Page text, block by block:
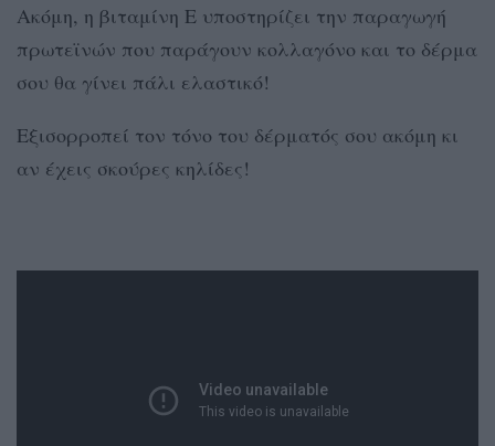
Ακόμη, η βιταμίνη Ε υποστηρίζει την παραγωγή
πρωτεϊνών που παράγουν κολλαγόνο και το δέρμα
σου θα γίνει πάλι ελαστικό!
Εξισορροπεί τον τόνο του δέρματός σου ακόμη κι
αν έχεις σκούρες κηλίδες!